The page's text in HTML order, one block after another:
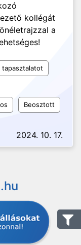
kollégát
a
tapasztalatot
Beosztott
2024. 10. 17.